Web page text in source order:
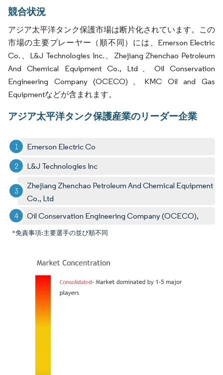
競合状況
アジア太平洋タンク保護市場は断片化されています。この
市場の主要プレーヤー（順不同）には、Emerson Electric
Co.、L&J Technologies Inc.、Zhejiang Zhenchao Petroleum
And Chemical Equipment Co., Ltd、Oil Conservation
Engineering Company (OCECO)、KMC Oil and Gas
Equipmentなどが含まれます。
アジア太平洋タンク保護産業のリーダー企業
Emerson Electric Co
L&J Technologies Inc
Zhejiang Zhenchao Petroleum And Chemical Equipment
Co., Ltd
Oil Conservation Engineering Company (OCECO),
*免責事項:主要選手の並び順不同